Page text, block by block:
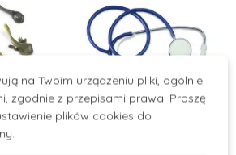
na Twoim urządzeniu pliki, ogólnie
zgodnie z przepisami prawa. Proszę
plików cookies do